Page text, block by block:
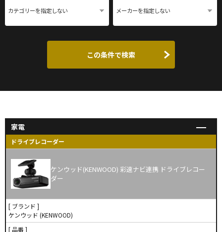
この条件で検索
家電
ドライブレコーダー
ケンウッド(KENWOOD) 彩速ナビ連携 ドライブレコー
ダー
[ ブランド ]
ケンウッド (KENWOOD)
[ 品番 ]